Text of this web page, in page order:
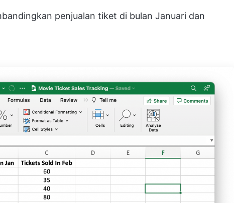
penjualan tiket di bulan Januari dan